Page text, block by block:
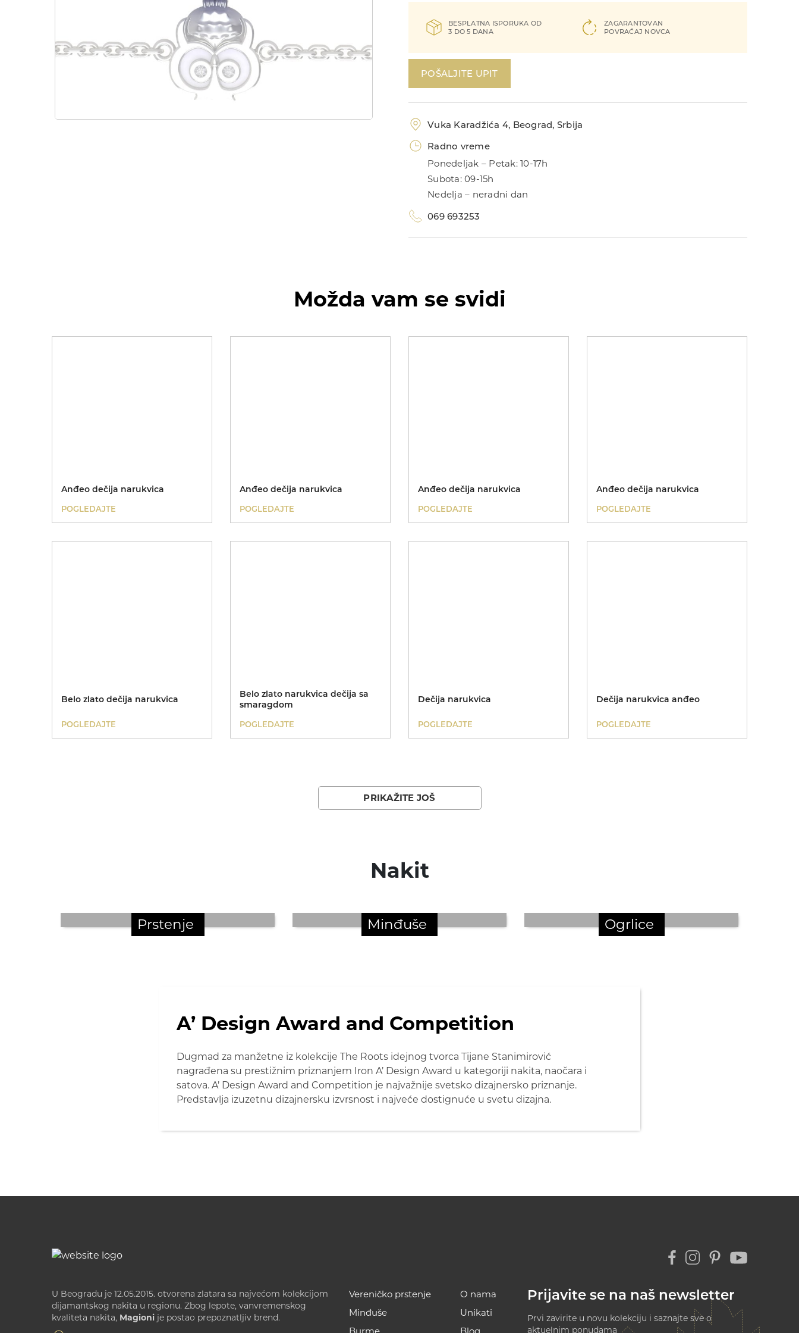
BESPLATNA ISPORUKA OD
3 DO 5 DANA
ZAGARANTOVAN
POVRAĆAJ NOVCA
POŠALJITE UPIT
Vuka Karadžića 4, Beograd, Srbija
Radno vreme
Ponedeljak – Petak: 10-17h
Subota: 09-15h
Nedelja – neradni dan
069 693253
Možda vam se svidi
Anđeo dečija narukvica
POGLEDAJTE
Anđeo dečija narukvica
POGLEDAJTE
Anđeo dečija narukvica
POGLEDAJTE
Anđeo dečija narukvica
POGLEDAJTE
Belo zlato dečija narukvica
POGLEDAJTE
Belo zlato narukvica dečija sa
smaragdom
POGLEDAJTE
Dečija narukvica
POGLEDAJTE
Dečija narukvica anđeo
POGLEDAJTE
PRIKAŽITE JOŠ
Nakit
Prstenje Minđuše Ogrlice
A’ Design Award and Competition
Dugmad za manžetne iz kolekcije The Roots idejnog tvorca Tijane Stanimirović
nagrađena su prestižnim priznanjem Iron A’ Design Award u kategoriji nakita, naočara i
satova. A’ Design Award and Competition je najvažnije svetsko dizajnersko priznanje.
Predstavlja izuzetnu dizajnersku izvrsnost i najveće dostignuće u svetu dizajna.
U Beogradu je 12.05.2015. otvorena zlatara sa najvećom kolekcijom
dijamantskog nakita u regionu. Zbog lepote, vanvremenskog
kvaliteta nakita, Magioni je postao prepoznatljiv brend.
Vereničko prstenje
Minđuše
O nama
Unikati
Prijavite se na naš newsletter
Prvi zavirite u novu kolekciju i saznajte sve o
aktuelnim ponudama